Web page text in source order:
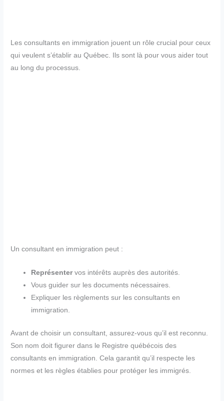
Les consultants en immigration jouent un rôle crucial pour ceux
qui veulent s’établir au Québec. Ils sont là pour vous aider tout
au long du processus.
Un consultant en immigration peut :
Représentervos intérêts auprès des autorités.
Vous guider sur les documents nécessaires.
Expliquer les règlements sur les consultants en
immigration.
Avant de choisir un consultant, assurez-vous qu’il est reconnu.
Son nom doit figurer dans le Registre québécois des
consultants en immigration. Cela garantit qu’il respecte les
normes et les règles établies pour protéger les immigrés.